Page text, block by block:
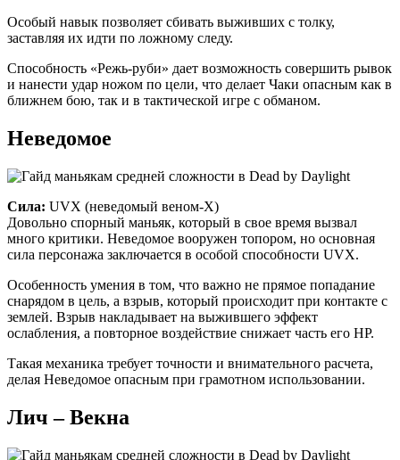
Особый навык позволяет сбивать выживших с толку,
заставляя их идти по ложному следу.
Способность «Режь-руби» дает возможность совершить рывок
и нанести удар ножом по цели, что делает Чаки опасным как в
ближнем бою, так и в тактической игре с обманом.
Неведомое
Сила: UVX (неведомый веном-Х)
Довольно спорный маньяк, который в свое время вызвал
много критики. Неведомое вооружен топором, но основная
сила персонажа заключается в особой способности UVX.
Особенность умения в том, что важно не прямое попадание
снарядом в цель, а взрыв, который происходит при контакте с
землей. Взрыв накладывает на выжившего эффект
ослабления, а повторное воздействие снижает часть его HP.
Такая механика требует точности и внимательного расчета,
делая Неведомое опасным при грамотном использовании.
Лич – Векна